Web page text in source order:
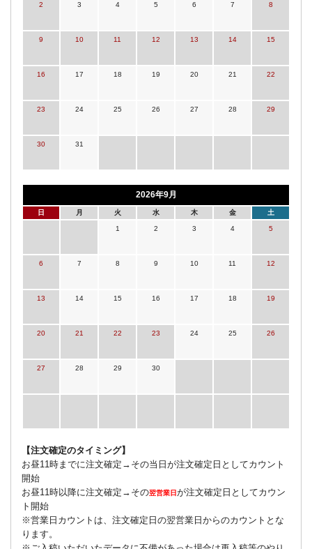
2 3 4 5 6 7 8
9 10 11 12 13 14 15
16 17 18 19 20 21 22
23 24 25 26 27 28 29
30 31
2026年9月
日 月 火 水 木 金 土
1 2 3 4 5
6 7 8 9 10 11 12
13 14 15 16 17 18 19
20 21 22 23 24 25 26
27 28 29 30
【注文確定のタイミング】
お昼11時までに注文確定→その当日が注文確定日としてカウント
開始
お昼11時以降に注文確定→その翌営業日が注文確定日としてカウン
ト開始
※営業日カウントは、注文確定日の翌営業日からのカウントとな
ります。